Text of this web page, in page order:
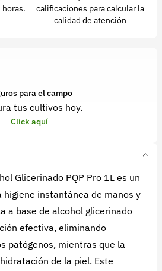
calificaciones para calcular la
calidad de atención
para el campo
tus cultivos hoy.
Click aquí
Glicerinado PQP Pro 1L es un
higiene instantánea de manos y
a base de alcohol glicerinado
efectiva, eliminando
patógenos, mientras que la
de la piel. Este